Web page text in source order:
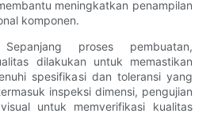
meningkatkan penampilan
komponen.
proses pembuatan,
dilakukan untuk memastikan
spesifikasi dan toleransi yang
inspeksi dimensi, pengujian
untuk memverifikasi kualitas